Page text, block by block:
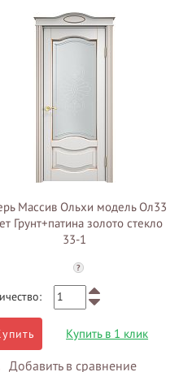
Массив Ольхи модель Ол33
Грунт+патина золото стекло
33-1
?
Купить в 1 клик
Добавить в сравнение